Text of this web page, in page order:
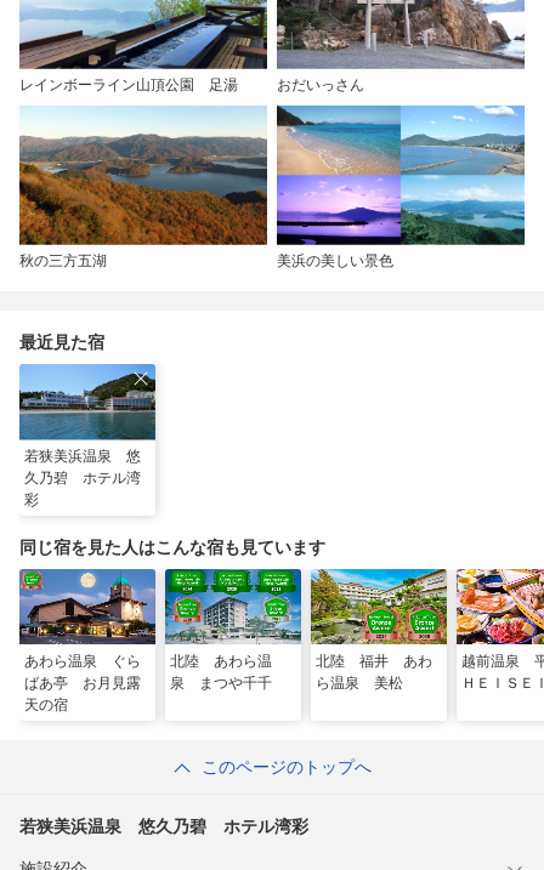
レインボーライン山頂公園 足湯 おだいっさん
秋の三方五湖 美浜の美しい景色
最近見た宿
若狭美浜温泉 悠
久乃碧 ホテル湾
彩
同じ宿を見た人はこんな宿も見ています
あわら温泉 ぐら
ばあ亭 お月見露
天の宿
北陸 あわら温
泉 まつや千千
北陸 福井 あわ
ら温泉 美松
越前温泉
ＨＥＩＳＥ
このページのトップへ
若狭美浜温泉 悠久乃碧 ホテル湾彩